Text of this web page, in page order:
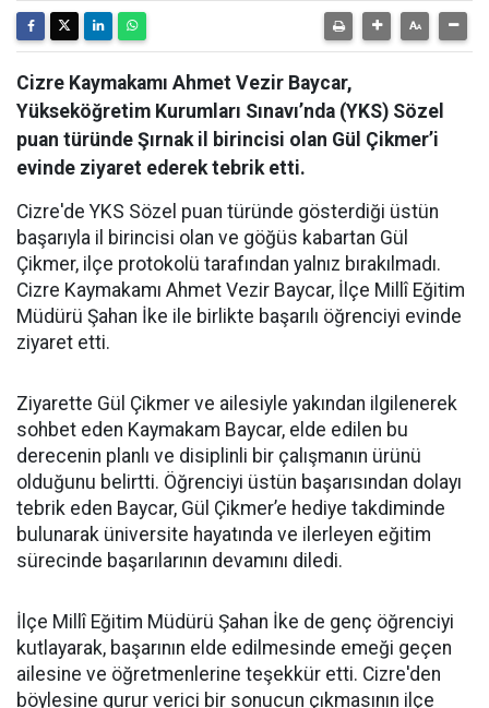
Cizre Kaymakamı Ahmet Vezir Baycar,
Yükseköğretim Kurumları Sınavı’nda (YKS) Sözel
puan türünde Şırnak il birincisi olan Gül Çikmer’i
evinde ziyaret ederek tebrik etti.
Cizre'de YKS Sözel puan türünde gösterdiği üstün
başarıyla il birincisi olan ve göğüs kabartan Gül
Çikmer, ilçe protokolü tarafından yalnız bırakılmadı.
Cizre Kaymakamı Ahmet Vezir Baycar, İlçe Millî Eğitim
Müdürü Şahan İke ile birlikte başarılı öğrenciyi evinde
ziyaret etti.
Ziyarette Gül Çikmer ve ailesiyle yakından ilgilenerek
sohbet eden Kaymakam Baycar, elde edilen bu
derecenin planlı ve disiplinli bir çalışmanın ürünü
olduğunu belirtti. Öğrenciyi üstün başarısından dolayı
tebrik eden Baycar, Gül Çikmer’e hediye takdiminde
bulunarak üniversite hayatında ve ilerleyen eğitim
sürecinde başarılarının devamını diledi.
İlçe Millî Eğitim Müdürü Şahan İke de genç öğrenciyi
kutlayarak, başarının elde edilmesinde emeği geçen
ailesine ve öğretmenlerine teşekkür etti. Cizre'den
böylesine gurur verici bir sonucun çıkmasının ilçe